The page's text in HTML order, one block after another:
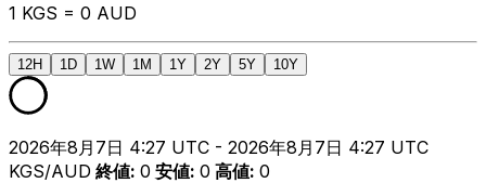
1 KGS = 0 AUD
12H 1D 1W 1M 1Y 2Y 5Y 10Y
2026年8月7日 4:27 UTC - 2026年8月7日 4:27 UTC
KGS/AUD 終値: 0 安値: 0 高値: 0